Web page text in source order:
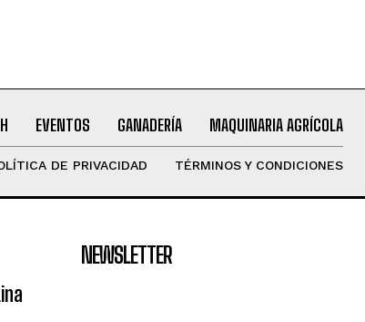
EVENTOS GANADERÍA MAQUINARIA AGRÍCOLA
DE PRIVACIDAD TÉRMINOS Y CONDICIONES
NEWSLETTER